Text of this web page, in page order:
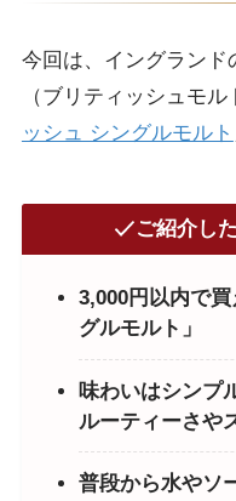
今回は、イングランド
（ブリティッシュモル
ッシュ シングルモルト
ご紹介し
3,000円以内で
グルモルト」
味わいはシンプ
ルーティーさや
普段から水やソ